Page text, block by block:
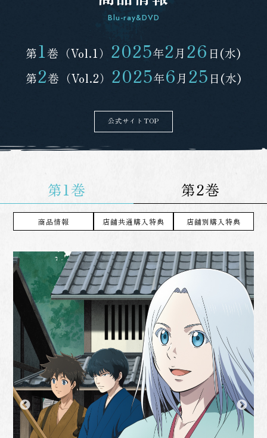
Blu-ray&DVD
第1巻（Vol.1） 2025年2月 26 日(水)
第2巻（Vol.2） 2025年6月 25 日(水)
公式サイトTOP
第1巻
商品情報 店舗共通購入特典 店舗別購入特典
第2巻